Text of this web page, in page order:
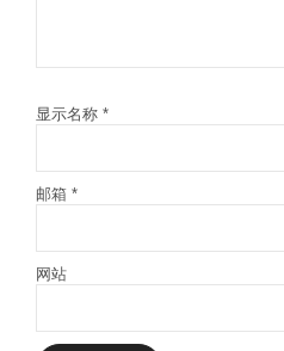
显示名称 *
邮箱 *
网站